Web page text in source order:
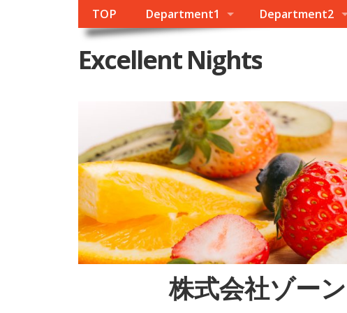
TOP Department1 Department2
Excellent Nights
株式会社ゾー